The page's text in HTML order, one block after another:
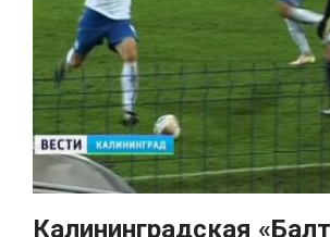
Калининградская